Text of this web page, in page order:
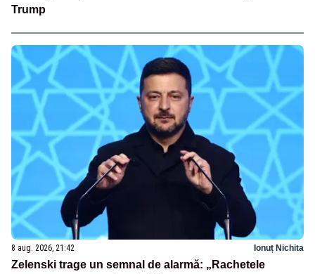
Trump
8 aug. 2026, 21:42 Ionuț Nichita
Zelenski trage un semnal de alarmă: „Rachetele